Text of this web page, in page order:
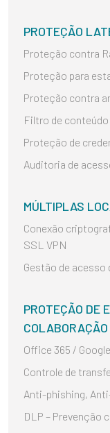
PROTEÇÃO
Proteção contra
Proteção para
Proteção contra
Filtro de
Proteção de
Auditoria de
MÚLTIPLAS
Conexão
SSL VPN
Gestão de
PROTEÇÃO DE
COLABORAÇÃO
Office 365 /
Controle de
Anti-phishing,
DLP – Prevenção